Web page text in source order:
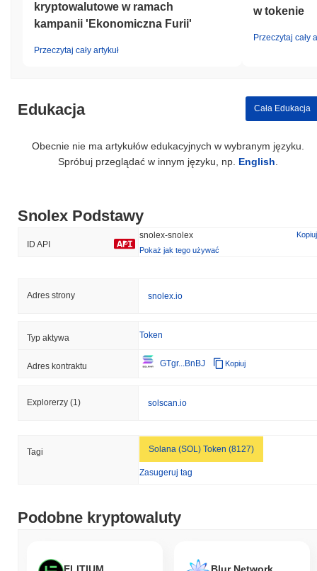
kryptowalutowe w ramach
kampanii 'Ekonomiczna Furii'
Przeczytaj cały artykuł
w tokenie
Przeczytaj cały
Edukacja Cała Edukacja
Obecnie nie ma artykułów edukacyjnych w wybranym języku.
Spróbuj przeglądać w innym języku, np. English
Snolex Podstawy
ID API
snolex-snolex
Kopiuj
Pokaż jak tego używać
Adres strony snolex.io
Typ aktywa Token
Adres kontraktu GTgr...BnBJ Kopiuj
Explorerzy (1) solscan.io
Tagi Solana (SOL) Token (8127)
Zasugeruj tag
Podobne kryptowaluty